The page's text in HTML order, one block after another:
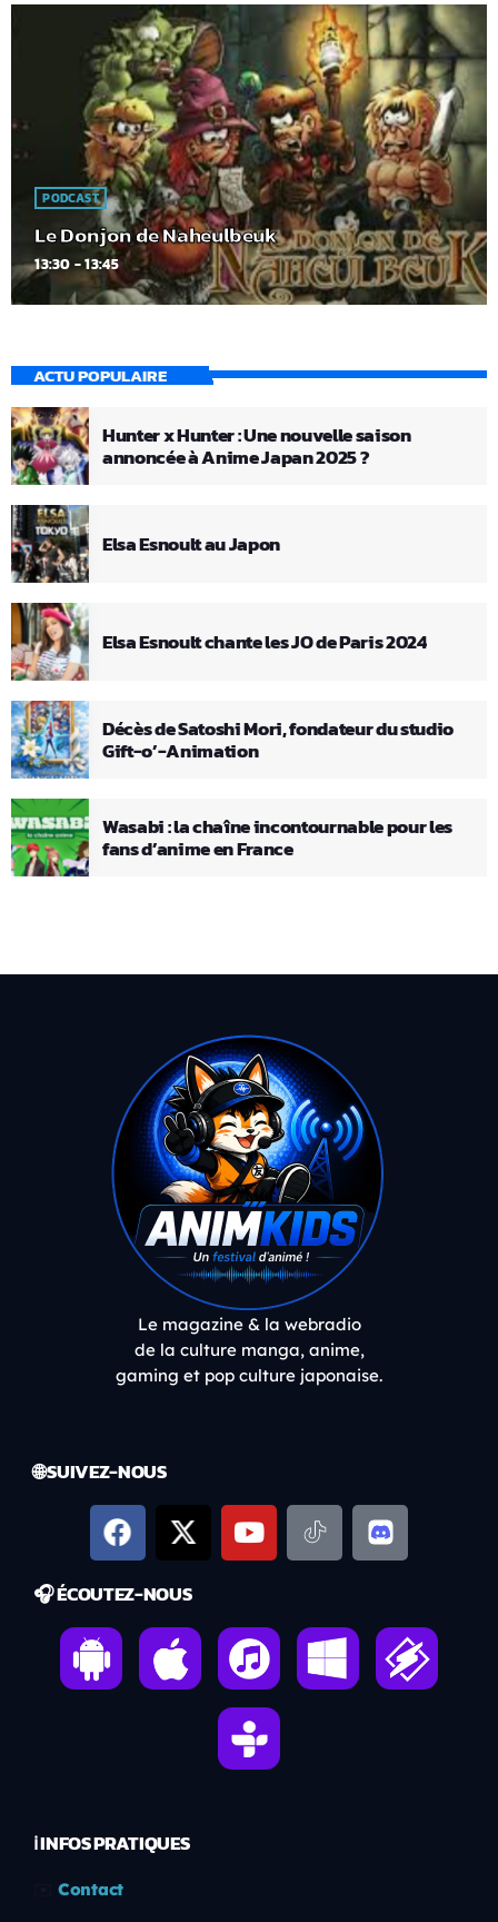
PODCAST
Le Donjon de Naheulbeuk
13:30 - 13:45
ACTU POPULAIRE
Hunter x Hunter : Une nouvelle saison
annoncée à Anime Japan 2025 ?
Elsa Esnoult au Japon
Elsa Esnoult chante les JO de Paris 2024
Décès de Satoshi Mori, fondateur du studio
Gift-o’-Animation
Wasabi : la chaîne incontournable pour les
fans d’anime en France
Le magazine & la webradio
de la culture manga, anime,
gaming et pop culture japonaise.
🌐 SUIVEZ-NOUS
🎧 ÉCOUTEZ-NOUS
ℹ️ INFOS PRATIQUES
Contact